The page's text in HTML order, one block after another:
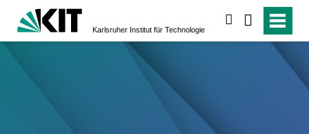
Karlsruher Institut für Technologie